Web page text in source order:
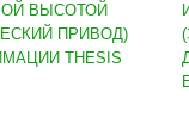
ВЫСОТОЙ
ПРИВОД)
THESIS